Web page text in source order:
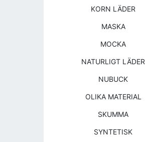
KORN LÄDER
MASKA
MOCKA
NATURLIGT LÄDER
NUBUCK
OLIKA MATERIAL
SKUMMA
SYNTETISK